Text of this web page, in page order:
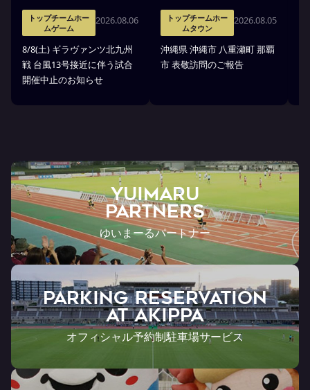
トップチームホー
ムゲーム
2026.08.06
8/8(土) ギラヴァンツ北九州
戦 台風13号接近に伴う試合
開催中止のお知らせ
トップチームホー
ムタウン
2026.08.05
沖縄県 沖縄市 八重瀬町 那覇
市 表敬訪問のご報告
YUIMARU
Partners
ゆいまーるパートナー
PARKING RESERVATION
AT Akippa
オフィシャル予約制駐車場サービス